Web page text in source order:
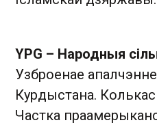
YPG – Народныя
Узброенае
Курдыстана.
Частка